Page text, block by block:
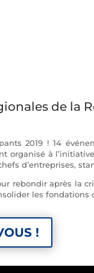
de la
2019 ! 14
organisé à
d’entreprises,
rebondir après la
les
!